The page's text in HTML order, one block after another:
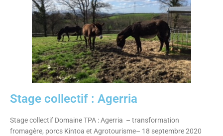
Stage collectif : Agerria
Stage collectif Domaine TPA : Agerria – transformation
fromagère, porcs Kintoa et Agrotourisme– 18 septembre 2020